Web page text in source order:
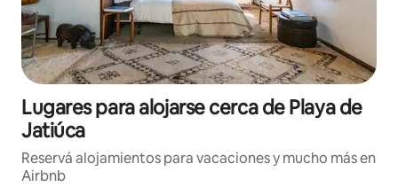
Lugares para alojarse cerca de Playa de
Jatiúca
Reservá alojamientos para vacaciones y mucho más en
Airbnb